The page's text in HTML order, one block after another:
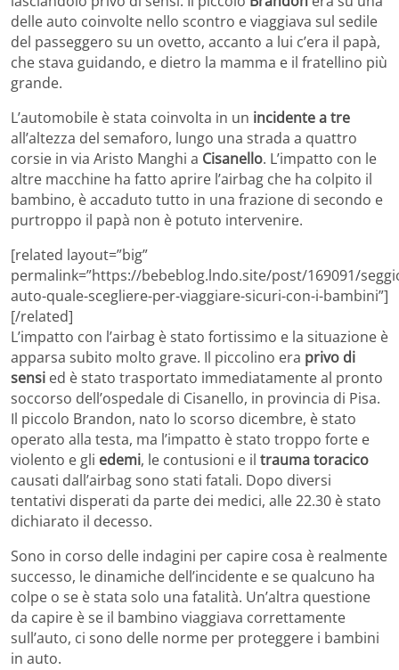
delle auto coinvolte nello scontro e viaggiava sul sedile
del passeggero su un ovetto, accanto a lui c’era il papà,
che stava guidando, e dietro la mamma e il fratellino più
grande.
L’automobile è stata coinvolta in un incidente a tre
all’altezza del semaforo, lungo una strada a quattro
corsie in via Aristo Manghi a Cisanello. L’impatto con le
altre macchine ha fatto aprire l’airbag che ha colpito il
bambino, è accaduto tutto in una frazione di secondo e
purtroppo il papà non è potuto intervenire.
[related layout=”big”
permalink=”https://bebeblog.lndo.site/post/169091/
auto-quale-scegliere-per-viaggiare-sicuri-con-i-bambini”]
[/related]
L’impatto con l’airbag è stato fortissimo e la situazione è
apparsa subito molto grave. Il piccolino era privo di
sensi ed è stato trasportato immediatamente al pronto
soccorso dell’ospedale di Cisanello, in provincia di Pisa.
Il piccolo Brandon, nato lo scorso dicembre, è stato
operato alla testa, ma l’impatto è stato troppo forte e
violento e gli edemi, le contusioni e il trauma toracico
causati dall’airbag sono stati fatali. Dopo diversi
tentativi disperati da parte dei medici, alle 22.30 è stato
dichiarato il decesso.
Sono in corso delle indagini per capire cosa è realmente
successo, le dinamiche dell’incidente e se qualcuno ha
colpe o se è stata solo una fatalità. Un’altra questione
da capire è se il bambino viaggiava correttamente
sull’auto, ci sono delle norme per proteggere i bambini
in auto.